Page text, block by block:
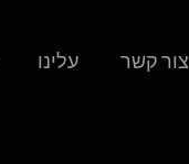
עלינו צור קשר